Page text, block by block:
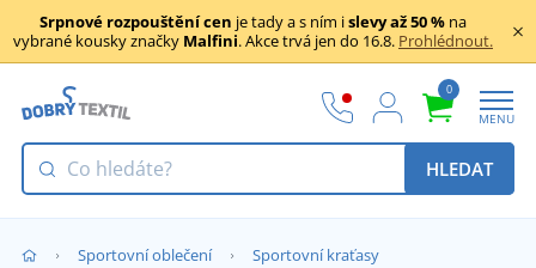
Srpnové rozpouštění cen je tady a s ním islevy až 50 % na
vybrané kousky značky Malfini. Akce trvá jen do 16.8. Prohlédnout.
0
MENU
HLEDAT
Sportovní oblečení
Sportovní kraťasy